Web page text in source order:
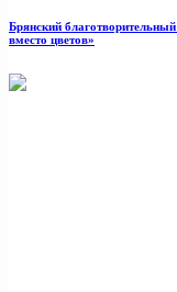
Брянский
вместо цветов»